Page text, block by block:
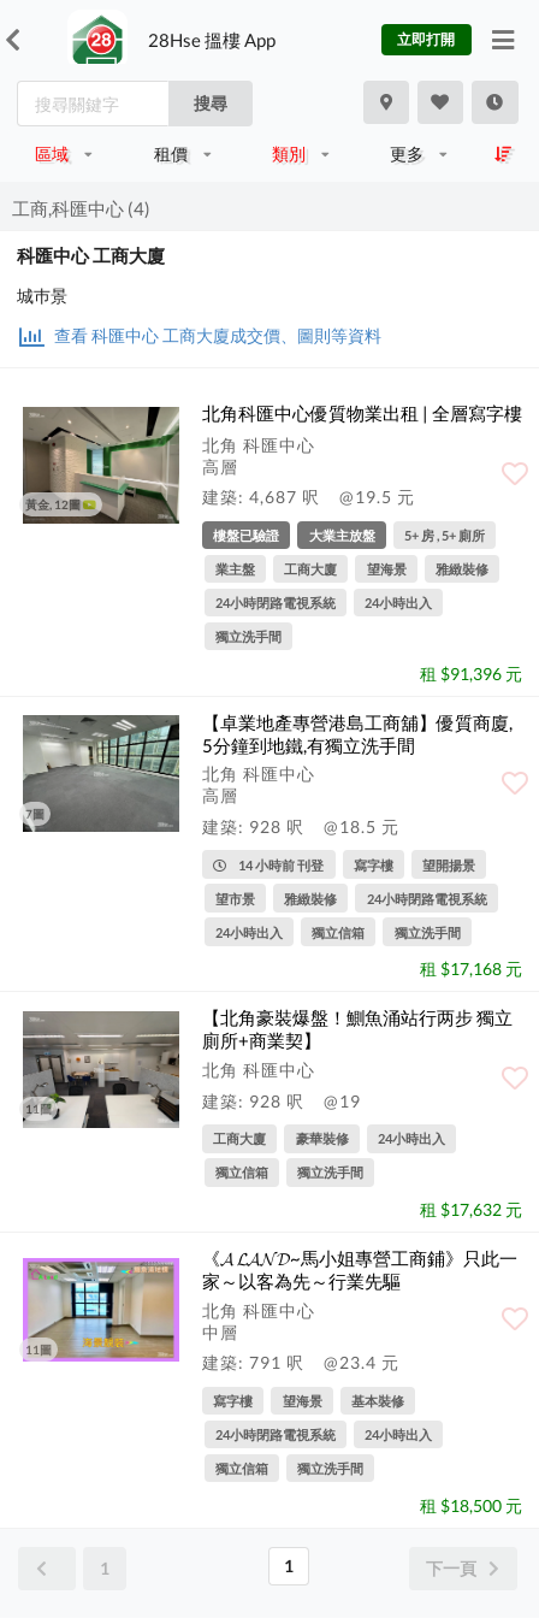
28Hse 搵樓 App 立即打開
搜尋
區域 租價 類別 更多
工商,科匯中心 (4)
科匯中心 工商大廈
城巿景
查看 科匯中心 工商大廈成交價、圖則等資料
黃金, 12圖
北角科匯中心優質物業出租 | 全層寫字樓
北角 科匯中心
高層
建築: 4,687 呎
@19.5 元
樓盤已驗證 大業主放盤 5+ 房 , 5+ 廁所
業主盤 工商大廈 望海景 雅緻裝修
24小時閉路電視系統 24小時出入
獨立洗手間
租 $91,396 元
7圖
【卓業地產專營港島工商舖】優質商廈,
5分鐘到地鐵,有獨立洗手間
北角 科匯中心
高層
建築: 928 呎
@18.5 元
14 小時前 刊登 寫字樓 望開揚景
望市景 雅緻裝修 24小時閉路電視系統
24小時出入 獨立信箱 獨立洗手間
租 $17,168 元
11圖
【北角豪裝爆盤！鰂魚涌站行两步 獨立
廁所+商業契】
北角 科匯中心
建築: 928 呎
@19
工商大廈 豪華裝修 24小時出入
獨立信箱 獨立洗手間
租 $17,632 元
11圖
《𝓐 𝓛𝓐𝓝𝓓~馬小姐專營工商鋪》只此一
家～以客為先～行業先驅
北角 科匯中心
中層
建築: 791 呎
@23.4 元
寫字樓 望海景 基本裝修
24小時閉路電視系統 24小時出入
獨立信箱 獨立洗手間
租 $18,500 元
1 1 下一頁